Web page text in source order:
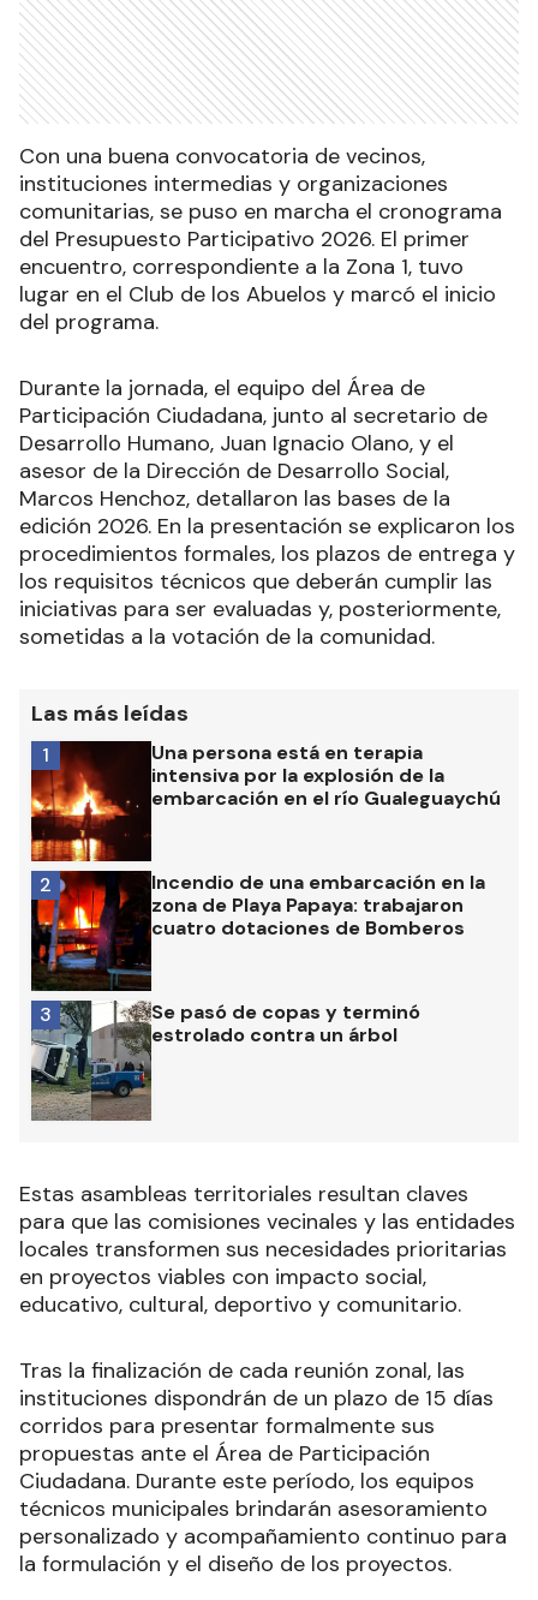
Con una buena convocatoria de vecinos,
instituciones intermedias y organizaciones
comunitarias, se puso en marcha el cronograma
del Presupuesto Participativo 2026. El primer
encuentro, correspondiente a la Zona 1, tuvo
lugar en el Club de los Abuelos y marcó el inicio
del programa.
Durante la jornada, el equipo del Área de
Participación Ciudadana, junto al secretario de
Desarrollo Humano, Juan Ignacio Olano, y el
asesor de la Dirección de Desarrollo Social,
Marcos Henchoz, detallaron las bases de la
edición 2026. En la presentación se explicaron los
procedimientos formales, los plazos de entrega y
los requisitos técnicos que deberán cumplir las
iniciativas para ser evaluadas y, posteriormente,
sometidas a la votación de la comunidad.
Las más leídas
Una persona está en terapia
intensiva por la explosión de la
embarcación en el río Gualeguaychú
1
Incendio de una embarcación en la
zona de Playa Papaya: trabajaron
cuatro dotaciones de Bomberos
2
Se pasó de copas y terminó
estrolado contra un árbol
3
Estas asambleas territoriales resultan claves
para que las comisiones vecinales y las entidades
locales transformen sus necesidades prioritarias
en proyectos viables con impacto social,
educativo, cultural, deportivo y comunitario.
Tras la finalización de cada reunión zonal, las
instituciones dispondrán de un plazo de 15 días
corridos para presentar formalmente sus
propuestas ante el Área de Participación
Ciudadana. Durante este período, los equipos
técnicos municipales brindarán asesoramiento
personalizado y acompañamiento continuo para
la formulación y el diseño de los proyectos.